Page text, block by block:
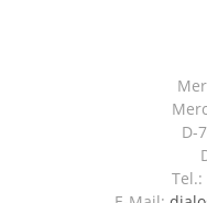
D-